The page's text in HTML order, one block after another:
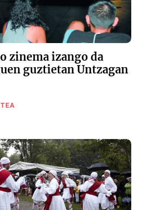
zinema izango da
guztietan Untzagan